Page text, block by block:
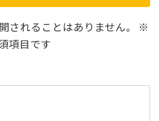
されることはありません。
※
項目です